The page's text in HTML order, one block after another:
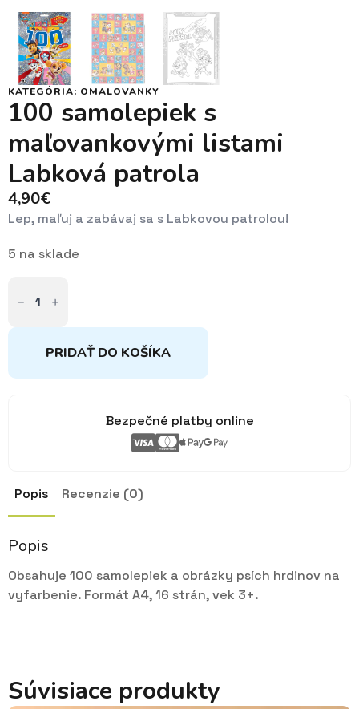
KATEGÓRIA: OMALOVANKY
100 samolepiek s
maľovankovými listami
Labková patrola
4,90€
Lep, maľuj a zabávaj sa s Labkovou patrolou!
5 na sklade
samolepiek
maľovankovými
listami
Labková
patrola
PRIDAŤ DO KOŠÍKA
Bezpečné platby online
Popis Recenzie (0)
Popis
Obsahuje 100 samolepiek a obrázky psích hrdinov na
vyfarbenie. Formát A4, 16 strán, vek 3+.
Súvisiace produkty